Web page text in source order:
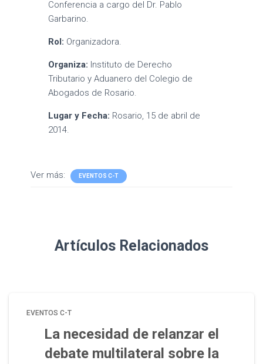
Conferencia a cargo del Dr. Pablo
Garbarino.
Rol: Organizadora.
Organiza: Instituto de Derecho
Tributario y Aduanero del Colegio de
Abogados de Rosario.
Lugar y Fecha: Rosario, 15 de abril de
2014.
Ver más: EVENTOS C-T
Artículos Relacionados
EVENTOS C-T
La necesidad de relanzar el
debate multilateral sobre la